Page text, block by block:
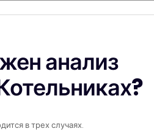
анализ
в трех случаях.